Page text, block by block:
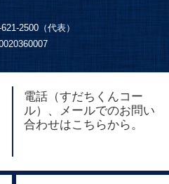
2500（代表）
電話（すだちくんコー
ル）、メールでのお問い
合わせはこちらから。